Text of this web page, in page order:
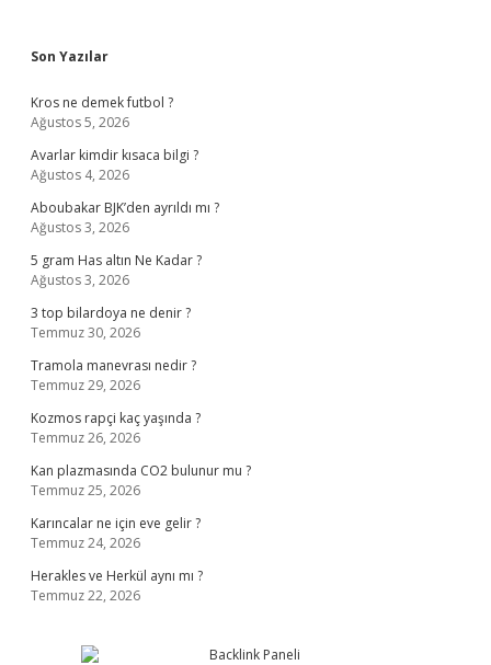
Sidebar
Son Yazılar
Kros ne demek futbol ?
Ağustos 5, 2026
Avarlar kimdir kısaca bilgi ?
Ağustos 4, 2026
Aboubakar BJK’den ayrıldı mı ?
Ağustos 3, 2026
5 gram Has altın Ne Kadar ?
Ağustos 3, 2026
3 top bilardoya ne denir ?
Temmuz 30, 2026
Tramola manevrası nedir ?
Temmuz 29, 2026
Kozmos rapçi kaç yaşında ?
Temmuz 26, 2026
Kan plazmasında CO2 bulunur mu ?
Temmuz 25, 2026
Karıncalar ne için eve gelir ?
Temmuz 24, 2026
Herakles ve Herkül aynı mı ?
Temmuz 22, 2026